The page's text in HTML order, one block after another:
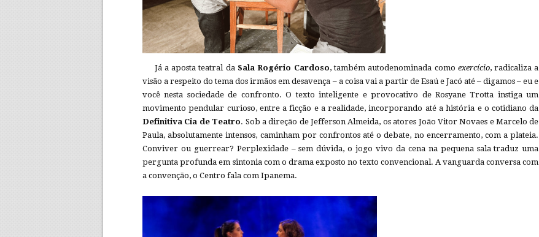
Já a aposta teatral da Sala Rogério Cardoso, também autodenominada como exercício, radicaliza a
visão a respeito do tema dos irmãos em desavença – a coisa vai a partir de Esaú e Jacó até – digamos – eu e
você nesta sociedade de confronto. O texto inteligente e provocativo de Rosyane Trotta instiga um
movimento pendular curioso, entre a ficção e a realidade, incorporando até a história e o cotidiano da
Definitiva Cia de Teatro. Sob a direção de Jefferson Almeida, os atores João Vitor Novaes e Marcelo de
Paula, absolutamente intensos, caminham por confrontos até o debate, no encerramento, com a plateia.
Conviver ou guerrear? Perplexidade – sem dúvida, o jogo vivo da cena na pequena sala traduz uma
pergunta profunda em sintonia com o drama exposto no texto convencional. A vanguarda conversa com
a convenção, o Centro fala com Ipanema.